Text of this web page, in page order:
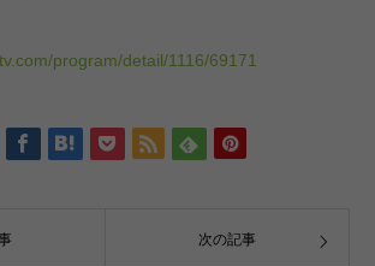
program/detail/1116/69171
次の記事